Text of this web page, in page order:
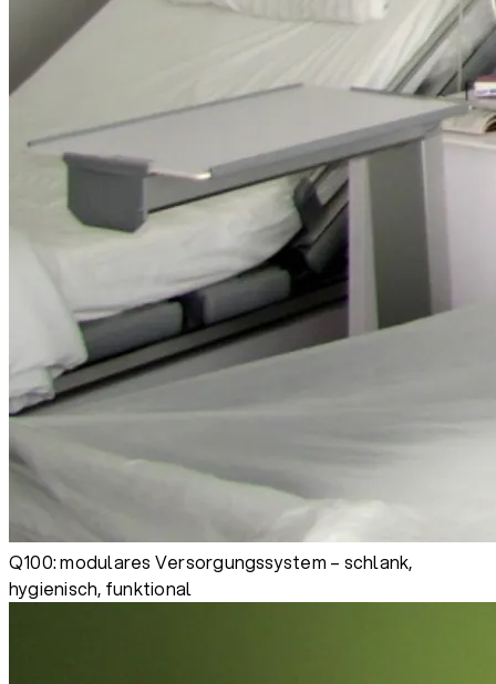
Q100: modulares Versorgungssystem – schlank,
hygienisch, funktional